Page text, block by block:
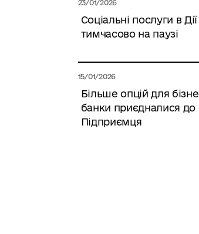
23/01/2026
Соціальні послуги в Дії
тимчасово на паузі
15/01/2026
Більше опцій для
банки приєдналися до
Підприємця